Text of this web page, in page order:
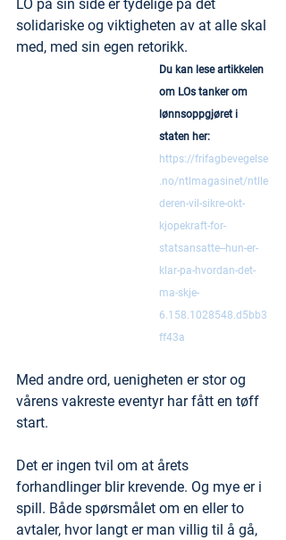
LO på sin side er tydelige på det
solidariske og viktigheten av at alle skal
med, med sin egen retorikk.
Du kan lese artikkelen
om LOs tanker om
lønnsoppgjøret i
staten her:
https://frifagbevegelse
.no/ntlmagasinet/ntlle
deren-vil-sikre-okt-
kjopekraft-for-
statsansatte--hun-er-
klar-pa-hvordan-det-
ma-skje-
6.158.1028548.d5bb3
ff43a
Med andre ord, uenigheten er stor og
vårens vakreste eventyr har fått en tøff
start.
Det er ingen tvil om at årets
forhandlinger blir krevende. Og mye er i
spill. Både spørsmålet om en eller to
avtaler, hvor langt er man villig til å gå,